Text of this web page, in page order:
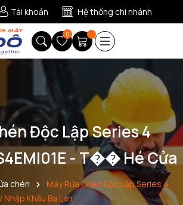
Tài khoản Hệ thống chi nhánh
0
Độc Lập Series 4
- T�� Hé Cửa
chén
Máy Rửa Chén Độc Lập Series 4
Nhập Khẩu Ba Lan